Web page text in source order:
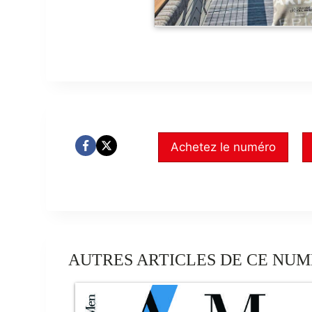
Achetez le numéro
AUTRES ARTICLES DE CE